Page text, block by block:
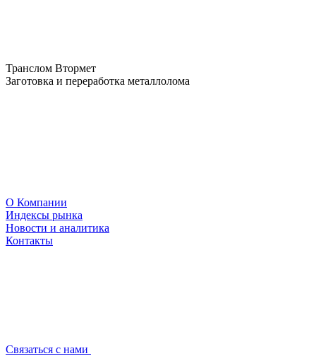
Транслом Втормет
Заготовка и переработка металлолома
О Компании
Индексы рынка
Новости и аналитика
Контакты
Связаться с нами